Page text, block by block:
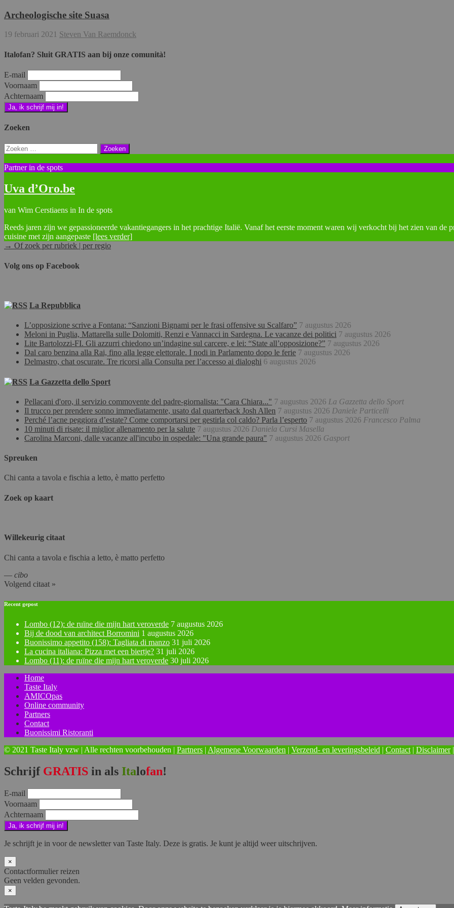
Archeologische site Suasa
19 februari 2021 Steven Van Raemdonck
Italofan? Sluit GRATIS aan bij onze comunità!
E-mail
Voornaam
Achternaam
Zoeken
Zoeken
naar:
Partner in de spots
Uva d’Oro.be
van Wim Cerstiaens in In de spots
Reeds jaren zijn we gepassioneerde vakantiegangers in het prachtige Italië. Vanaf het eerste moment waren wij verkocht bij het zien van
cuisine met zijn aangepaste [lees verder]
→ Of zoek per rubriek | per regio
Volg ons op Facebook
La Repubblica
L’opposizione scrive a Fontana: “Sanzioni Bignami per le frasi offensive su Scalfaro” 7 augustus 2026
Meloni in Puglia, Mattarella sulle Dolomiti, Renzi e Vannacci in Sardegna. Le vacanze dei politici 7 augustus 2026
Lite Bartolozzi-FI. Gli azzurri chiedono un’indagine sul carcere, e lei: “State all’opposizione?” 7 augustus 2026
Dal caro benzina alla Rai, fino alla legge elettorale. I nodi in Parlamento dopo le ferie 7 augustus 2026
Delmastro, chat oscurate. Tre ricorsi alla Consulta per l’accesso ai dialoghi 6 augustus 2026
La Gazzetta dello Sport
Pellacani d'oro, il servizio commovente del padre-giornalista: "Cara Chiara..." 7 augustus 2026 La Gazzetta dello Sport
Il trucco per prendere sonno immediatamente, usato dal quarterback Josh Allen 7 augustus 2026 Daniele Particelli
Perché l’acne peggiora d’estate? Come comportarsi per gestirla col caldo? Parla l’esperto 7 augustus 2026 Francesco Palma
10 minuti di risate: il miglior allenamento per la salute 7 augustus 2026 Daniela Cursi Masella
Carolina Marconi, dalle vacanze all'incubo in ospedale: "Una grande paura" 7 augustus 2026 Gasport
Spreuken
Chi canta a tavola e fischia a letto, è matto perfetto
Zoek op kaart
Willekeurig citaat
Chi canta a tavola e fischia a letto, è matto perfetto
— cibo
Volgend citaat »
Recent gepost
Lombo (12): de ruïne die mijn hart veroverde 7 augustus 2026
Bij de dood van architect Borromini 1 augustus 2026
Buonissimo appetito (158): Tagliata di manzo 31 juli 2026
La cucina italiana: Pizza met een biertje? 31 juli 2026
Lombo (11): de ruïne die mijn hart veroverde 30 juli 2026
Home
Taste Italy
AMICOpas
Online community
Partners
Contact
Buonissimi Ristoranti
© 2021 Taste Italy vzw | Alle rechten voorbehouden | Partners | Algemene Voorwaarden | Verzend- en leveringsbeleid | Contact| Disclaimer
Schrijf GRATIS in als Italofan!
E-mail
Voornaam
Achternaam
Je schrijft je in voor de newsletter van Taste Italy. Deze is gratis. Je kunt je altijd weer uitschrijven.
×
Contactformulier reizen
Geen velden gevonden.
×